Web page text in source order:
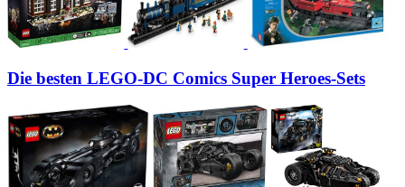
Die besten LEGO-DC Comics Super Heroes-Sets